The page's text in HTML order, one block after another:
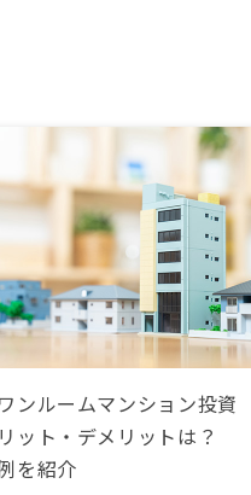
ンルームマンション投資
ット・デメリットは？
を紹介